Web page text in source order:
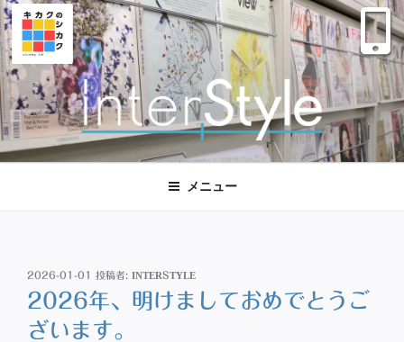
コ
ン
テ
ン
ツ
へ
ス
キ
株式会社インタースタイル
大阪 西区｜マーケティング デザイン
メニュー
投
稿
日:
2026-01-01 投稿者: INTERSTYLE
2026年、明けましておめでとうご
ざいます。